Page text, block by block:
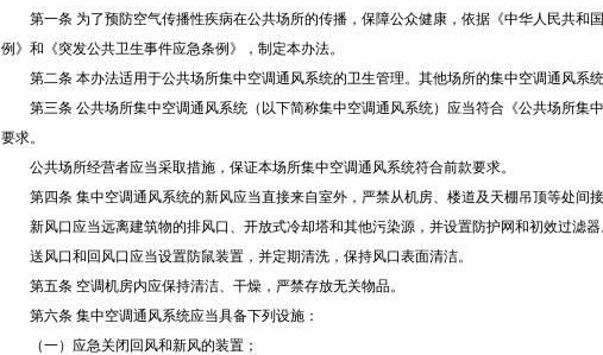
第一条 为了预防空气传播性疾病在公共场所的传播，保障公众健康，依据《中华人民共和
例》和《突发公共卫生事件应急条例》，制定本办法。
第二条 本办法适用于公共场所集中空调通风系统的卫生管理。其他场所的集中空调通风系统
第三条 公共场所集中空调通风系统（以下简称集中空调通风系统）应当符合《公共场所集
要求。
公共场所经营者应当采取措施，保证本场所集中空调通风系统符合前款要求。
第四条 集中空调通风系统的新风应当直接来自室外，严禁从机房、楼道及天棚吊顶等处间接
新风口应当远离建筑物的排风口、开放式冷却塔和其他污染源，并设置防护网和初效过滤器
送风口和回风口应当设置防鼠装置，并定期清洗，保持风口表面清洁。
第五条 空调机房内应保持清洁、干燥，严禁存放无关物品。
第六条 集中空调通风系统应当具备下列设施：
（一）应急关闭回风和新风的装置；